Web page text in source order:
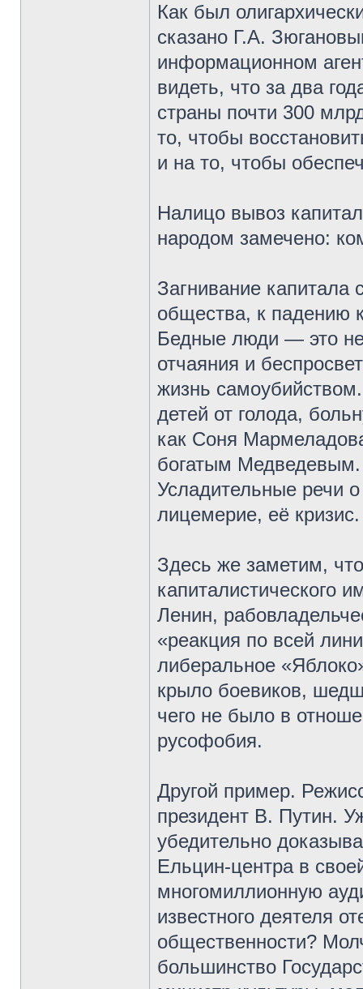
Как был
сказано Г.А.
информационном
видеть, что за два
страны почти 300
то, чтобы
и на то, чтобы
Налицо вывоз
народом замечено:
Загнивание капитала
общества, к падению
Бедные люди — это
отчаяния и
жизнь
детей от голода,
как Соня
богатым Медведевым.
Усладительные речи
лицемерие, её кризис.
Здесь же заметим,
капиталистического
Ленин,
«реакция по всей
либеральное
крыло боевиков,
чего не было в
русофобия.
Другой пример.
президент В. Путин.
убедительно
Ельцин-центра в
многомиллионную
известного деятеля
общественности?
большинство